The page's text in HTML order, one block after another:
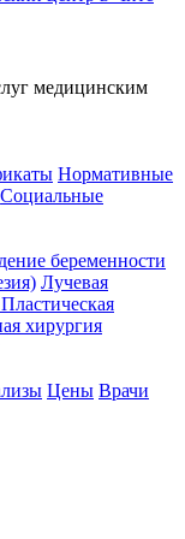
медицинским
Нормативные
Социальные
беременности
Лучевая
Пластическая
хирургия
Цены Врачи